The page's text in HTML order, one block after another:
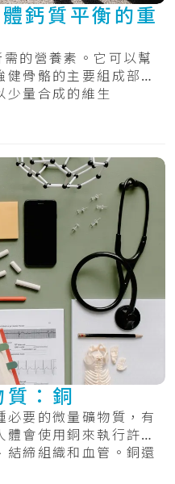
鈣質平衡的重
的營養素。它可以幫
骨骼的主要組成部分
少量合成的維生
：銅
要的微量礦物質，有
會使用銅來執行許多
結締組織和血管。銅還